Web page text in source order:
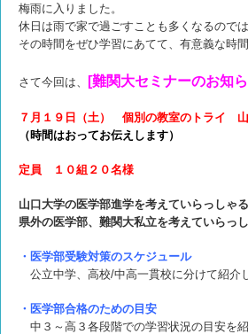
梅雨に入りました。
休日は雨で家で過ごすことも多くなるので
その時間をぜひ学習にあてて、有意義な時
さて今回は、 [難関大セミナーのお知
７月１９日（土） 個別の教室のトライ
（時間はおってお伝えします）
定員 １０組２０名様
山口大学の医学部進学を考えていらっしゃ
県外の医学部、難関大私立を考えていらっ
・医学部受験対策のスケジュール
公立中学、高校/中高一貫校に分けて紹介
・医学部合格のための目安
中３～高３各段階での学習状況の目安を紹